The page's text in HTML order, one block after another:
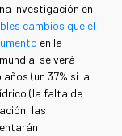
investigación en
cambios que el
en la
se verá
(un 37% si la
(la falta de
las